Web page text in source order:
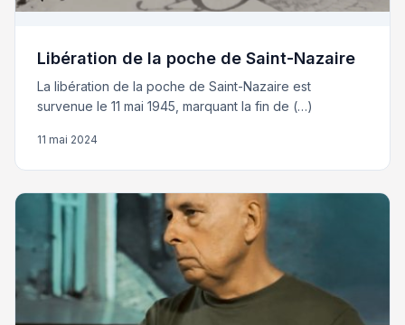
Libération de la poche de Saint-Nazaire
La libération de la poche de Saint-Nazaire est
survenue le 11 mai 1945, marquant la fin de (…)
11 mai 2024